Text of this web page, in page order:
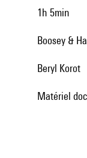
1h 5min
Boosey &
Beryl Korot
matériel